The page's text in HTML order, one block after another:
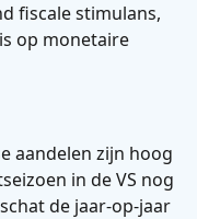
fiscale stimulans,
op monetaire
aandelen zijn hoog
in de VS nog
de jaar-op-jaar